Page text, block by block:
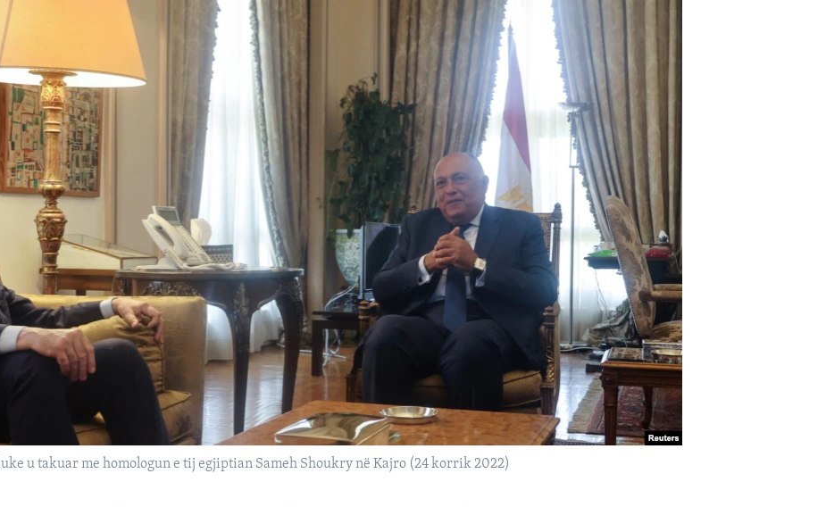
u takuar me homologun e tij egjiptian Sameh Shoukry në Kajro (24 korrik 2022)